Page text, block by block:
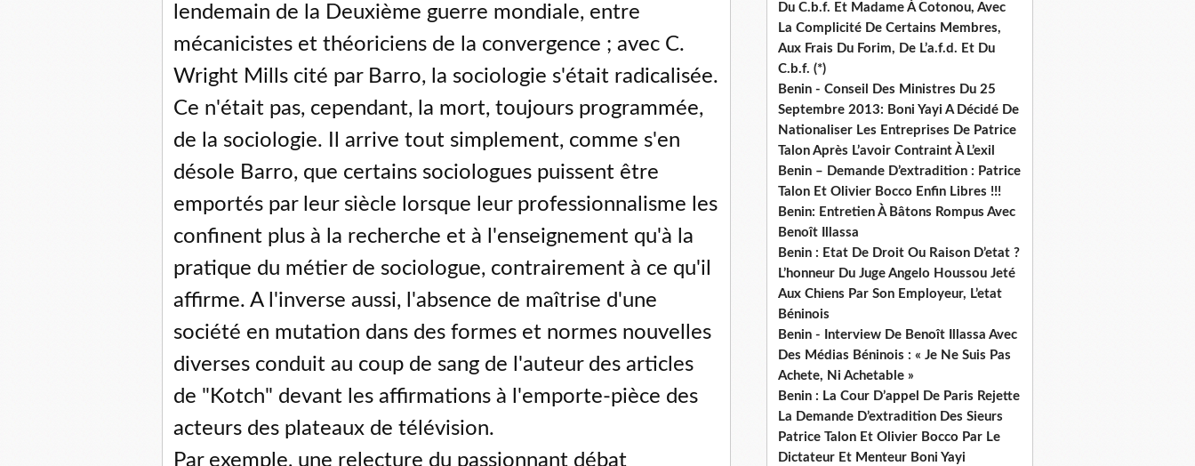
lendemain de la Deuxième guerre mondiale, entre
mécanicistes et théoriciens de la convergence ; avec C.
Wright Mills cité par Barro, la sociologie s'était radicalisée.
Ce n'était pas, cependant, la mort, toujours programmée,
de la sociologie. Il arrive tout simplement, comme s'en
désole Barro, que certains sociologues puissent être
emportés par leur siècle lorsque leur professionnalisme les
confinent plus à la recherche et à l'enseignement qu'à la
pratique du métier de sociologue, contrairement à ce qu'il
affirme. A l'inverse aussi, l'absence de maîtrise d'une
société en mutation dans des formes et normes nouvelles
diverses conduit au coup de sang de l'auteur des articles
de "Kotch" devant les affirmations à l'emporte-pièce des
acteurs des plateaux de télévision.
Par exemple, une relecture du passionnant débat
Du C.b.f. Et Madame À Cotonou, Avec
La Complicité De Certains Membres,
Aux Frais Du Forim, De L’a.f.d. Et Du
C.b.f. (*)
Benin - Conseil Des Ministres Du 25
Septembre 2013: Boni Yayi A Décidé De
Nationaliser Les Entreprises De Patrice
Talon Après L’avoir Contraint À L’exil
Benin – Demande D’extradition : Patrice
Talon Et Olivier Bocco Enfin Libres !!!
Benin: Entretien À Bâtons Rompus Avec
Benoît Illassa
Benin : Etat De Droit Ou Raison D’etat ?
L’honneur Du Juge Angelo Houssou Jeté
Aux Chiens Par Son Employeur, L’etat
Béninois
Benin - Interview De Benoît Illassa Avec
Des Médias Béninois : « Je Ne Suis Pas
Achete, Ni Achetable »
Benin : La Cour D’appel De Paris Rejette
La Demande D’extradition Des Sieurs
Patrice Talon Et Olivier Bocco Par Le
Dictateur Et Menteur Boni Yayi